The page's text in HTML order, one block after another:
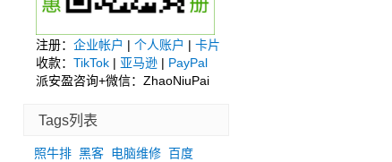
注册： 企业帐户 | 个人账户 | 卡片
收款： TikTok | 亚马逊 | PayPal
派安盈咨询+微信：ZhaoNiuPai
Tags列表
照牛排 黑客 电脑维修 百度